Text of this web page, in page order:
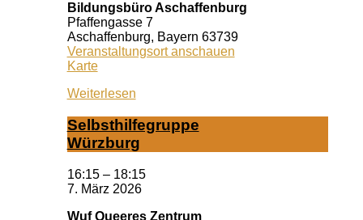
Bildungsbüro Aschaffenburg
Pfaffengasse 7
Aschaffenburg, Bayern 63739
Veranstaltungsort anschauen
KarteBildungsbüro
Weiterlesen
Selbst­hil­fe­grup­pe
Würz­burg
16:15 – 18:15
7. März 2026
Wuf Queeres Zentrum